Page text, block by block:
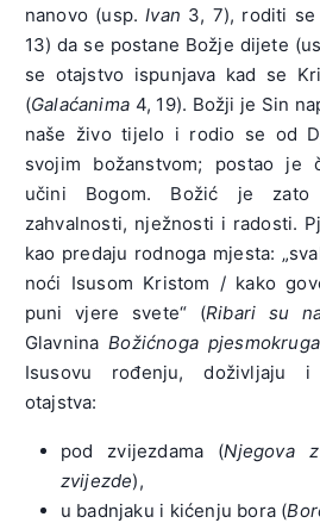
nanovo (usp.Ivan 3, 7), roditi se
13) da se postane Božje dijete
se otajstvo ispunjava kad se
(Galaćanima 4, 19). Božji je Sin
naše živo tijelo i rodio se od
svojim božanstvom; postao je
učini Bogom. Božić je zato
zahvalnosti, nježnosti i radosti.
kao predaju rodnoga mjesta:
noći Isusom Kristom / kako
puni vjere svete“ (Ribari su
GlavninaBožićnoga pjesmokruga
Isusovu rođenju, doživljaju i
otajstva:
pod zvijezdama (Njegova
zvijezde),
u badnjaku i kićenju bora (